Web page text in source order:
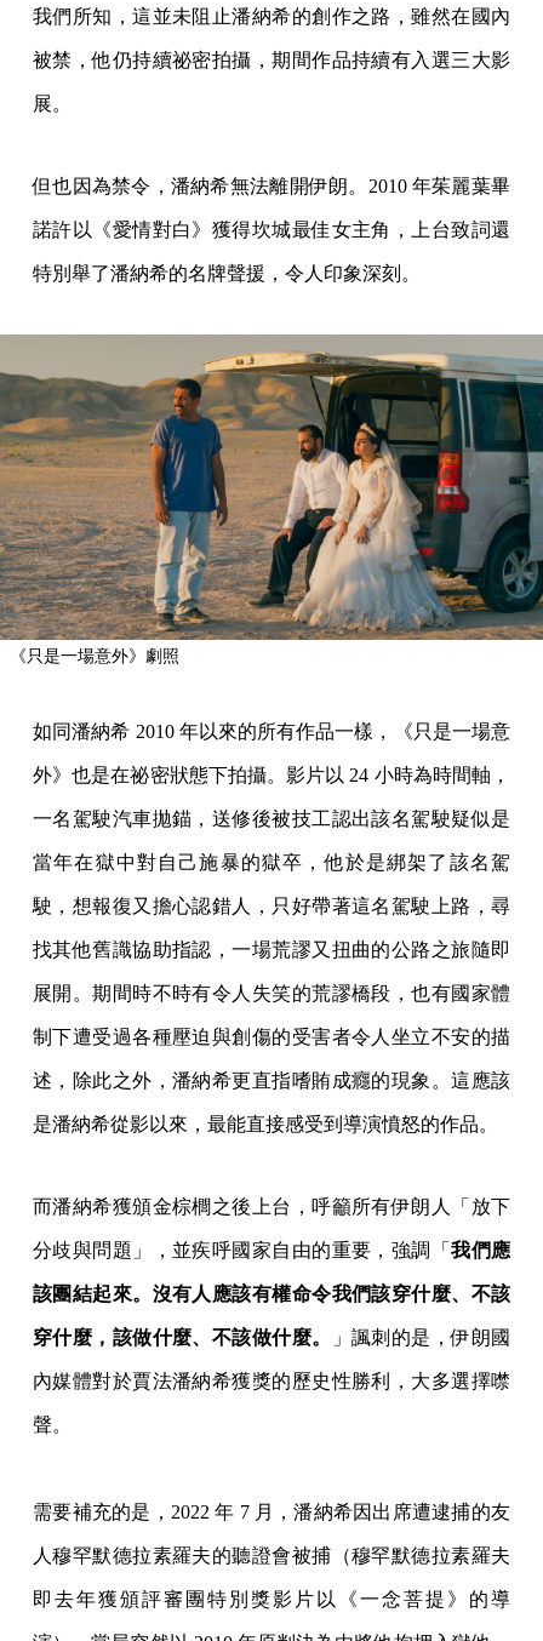
我們所知，這並未阻止潘納希的創作之路，雖然在國內
被禁，他仍持續祕密拍攝，期間作品持續有入選三大影
展。
但也因為禁令，潘納希無法離開伊朗。2010 年茱麗葉畢
諾許以《愛情對白》獲得坎城最佳女主角，上台致詞還
特別舉了潘納希的名牌聲援，令人印象深刻。
《只是一場意外》劇照
如同潘納希 2010 年以來的所有作品一樣，《只是一場意
外》也是在祕密狀態下拍攝。影片以 24 小時為時間軸，
一名駕駛汽車拋錨，送修後被技工認出該名駕駛疑似是
當年在獄中對自己施暴的獄卒，他於是綁架了該名駕
駛，想報復又擔心認錯人，只好帶著這名駕駛上路，尋
找其他舊識協助指認，一場荒謬又扭曲的公路之旅隨即
展開。期間時不時有令人失笑的荒謬橋段，也有國家體
制下遭受過各種壓迫與創傷的受害者令人坐立不安的描
述，除此之外，潘納希更直指嗜賄成癮的現象。這應該
是潘納希從影以來，最能直接感受到導演憤怒的作品。
而潘納希獲頒金棕櫚之後上台，呼籲所有伊朗人「放下
分歧與問題」，並疾呼國家自由的重要，強調「我們應
該團結起來。沒有人應該有權命令我們該穿什麼、不該
穿什麼，該做什麼、不該做什麼。 」諷刺的是，伊朗國
內媒體對於賈法潘納希獲獎的歷史性勝利，大多選擇噤
聲。
需要補充的是，2022 年 7 月，潘納希因出席遭逮捕的友
人穆罕默德拉素羅夫的聽證會被捕（穆罕默德拉素羅夫
即去年獲頒評審團特別獎影片以《一念菩提》的導